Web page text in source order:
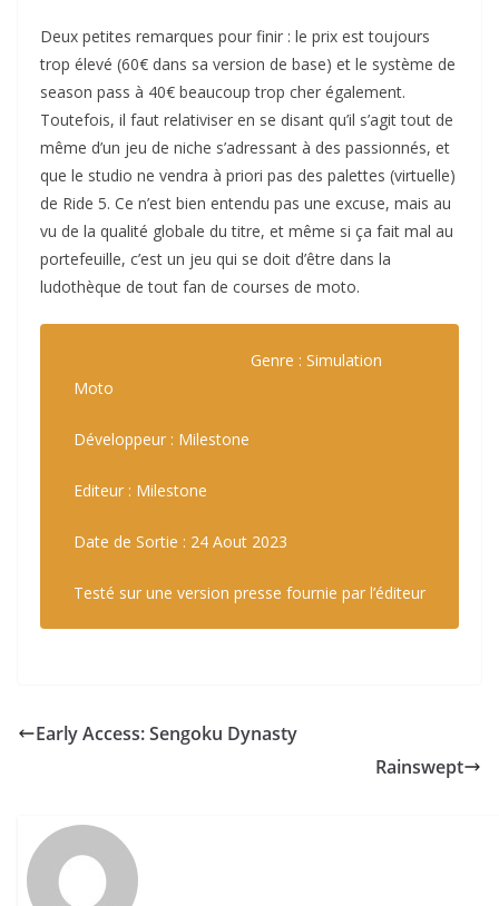
Deux petites remarques pour finir : le prix est toujours
trop élevé (60€ dans sa version de base) et le système de
season pass à 40€ beaucoup trop cher également.
Toutefois, il faut relativiser en se disant qu’il s’agit tout de
même d’un jeu de niche s’adressant à des passionnés, et
que le studio ne vendra à priori pas des palettes (virtuelle)
de Ride 5. Ce n’est bien entendu pas une excuse, mais au
vu de la qualité globale du titre, et même si ça fait mal au
portefeuille, c’est un jeu qui se doit d’être dans la
ludothèque de tout fan de courses de moto.
Genre : Simulation
Moto
Développeur : Milestone
Editeur : Milestone
Date de Sortie : 24 Aout 2023
Testé sur une version presse fournie par l’éditeur
Early Access: Sengoku Dynasty
Rainswept